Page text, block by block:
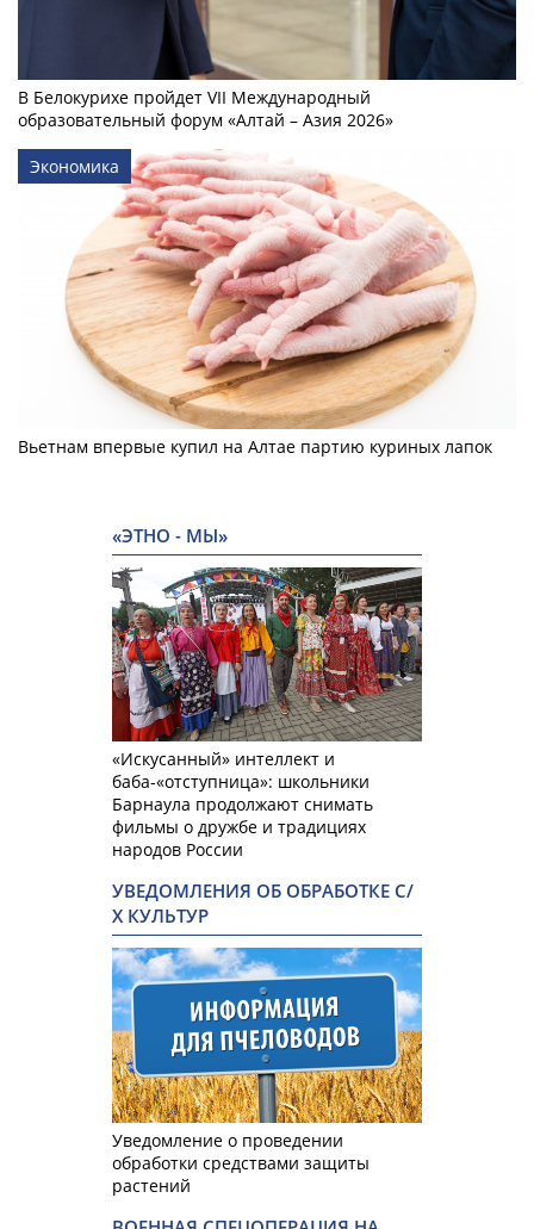
В Белокурихе пройдет VII Международный
образовательный форум «Алтай – Азия 2026»
Экономика
Вьетнам впервые купил на Алтае партию куриных лапок
«ЭТНО - МЫ»
«Искусанный» интеллект и
баба-«отступница»: школьники
Барнаула продолжают снимать
фильмы о дружбе и традициях
народов России
УВЕДОМЛЕНИЯ ОБ ОБРАБОТКЕ С/
Х КУЛЬТУР
Уведомление о проведении
обработки средствами защиты
растений